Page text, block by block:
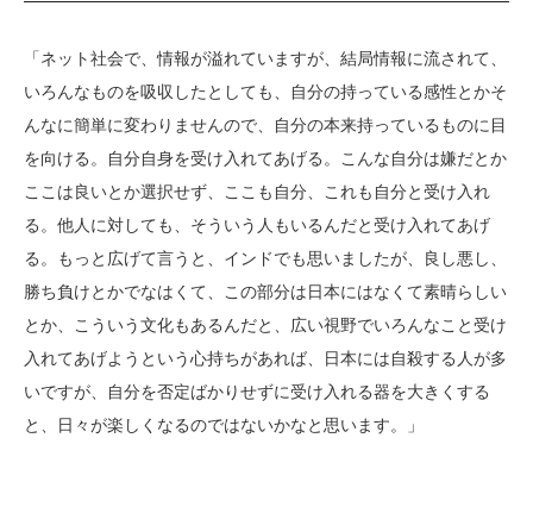
「ネット社会で、情報が溢れていますが、結局情報に流されて、
いろんなものを吸収したとしても、自分の持っている感性とかそ
んなに簡単に変わりませんので、自分の本来持っているものに目
を向ける。自分自身を受け入れてあげる。こんな自分は嫌だとか
ここは良いとか選択せず、ここも自分、これも自分と受け入れ
る。他人に対しても、そういう人もいるんだと受け入れてあげ
る。もっと広げて言うと、インドでも思いましたが、良し悪し、
勝ち負けとかでなはくて、この部分は日本にはなくて素晴らしい
とか、こういう文化もあるんだと、広い視野でいろんなこと受け
入れてあげようという心持ちがあれば、日本には自殺する人が多
いですが、自分を否定ばかりせずに受け入れる器を大きくする
と、日々が楽しくなるのではないかなと思います。」